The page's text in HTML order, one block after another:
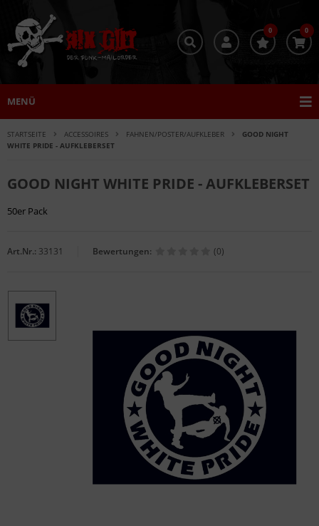
0 0
MENÜ
STARTSEITE ACCESSOIRES FAHNEN/POSTER/AUFKLEBER
GOOD NIGHT
WHITE PRIDE - AUFKLEBERSET
GOOD NIGHT WHITE PRIDE - AUFKLEBERSET
50er Pack
Art.Nr.: 33131 Bewertungen: (0)